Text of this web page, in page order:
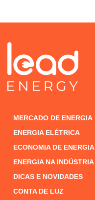
MERCADO DE ENERGIA
ENERGIA ELÉTRICA
ECONOMIA DE ENERGIA
ENERGIA NA INDÚSTRIA
DICAS E NOVIDADES
CONTA DE LUZ